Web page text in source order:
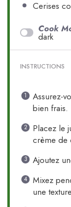
Cerises
Cook
dark
INSTRUCTIONS
Assurez-
bien frais.
Placez le
crème de
Ajoutez
Mixez
une